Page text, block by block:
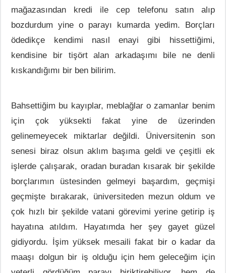
mağazasından kredi ile cep telefonu satın alıp
bozdurdum yine o parayı kumarda yedim. Borçları
ödedikçe kendimi nasıl enayi gibi hissettiğimi,
kendisine bir tişört alan arkadaşımı bile ne denli
kıskandığımı bir ben bilirim.
Bahsettiğim bu kayıplar, meblağlar o zamanlar benim
için çok yüksekti fakat yine de üzerinden
gelinemeyecek miktarlar değildi. Üniversitenin son
senesi biraz olsun aklım başıma geldi ve çeşitli ek
işlerde çalışarak, oradan buradan kısarak bir şekilde
borçlarımın üstesinden gelmeyi başardım, geçmişi
geçmişte bırakarak, üniversiteden mezun oldum ve
çok hızlı bir şekilde vatani görevimi yerine getirip iş
hayatına atıldım. Hayatımda her şey gayet güzel
gidiyordu. İşim yüksek mesaili fakat bir o kadar da
maaşı dolgun bir iş olduğu için hem geleceğim için